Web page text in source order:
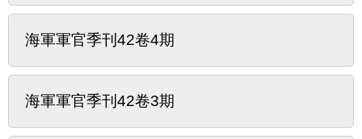
海軍軍官季刊42卷4期
海軍軍官季刊42卷3期